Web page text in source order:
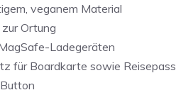
veganem Material
Ortung
Ladegeräten
für Boardkarte sowie Reisepass